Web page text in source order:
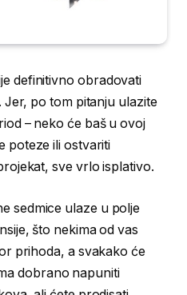
definitivno obradovati
Jer, po tom pitanju ulazite
– neko će baš u ovoj
poteze ili ostvariti
sve vrlo isplativo.
sedmice ulaze u polje
što nekima od vas
prihoda, a svakako će
dobrano napuniti